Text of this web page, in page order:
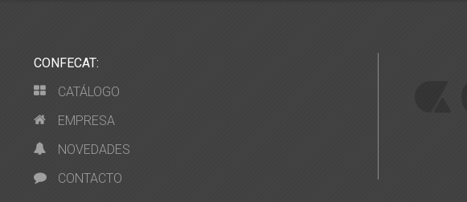
CONFECAT:
CATÁLOGO
EMPRESA
NOVEDADES
CONTACTO